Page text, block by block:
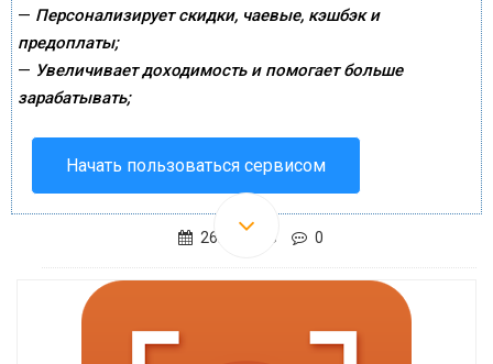
— Персонализирует скидки, чаевые, кэшбэк и
предоплаты;
— Увеличивает доходимость и помогает больше
зарабатывать;
Начать пользоваться сервисом
26.07.2015 0